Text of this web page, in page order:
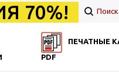
70%! Поиск
ПЕЧАТНЫЕ
PDF